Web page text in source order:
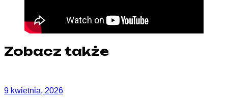
Zobacz także
9 kwietnia, 2026